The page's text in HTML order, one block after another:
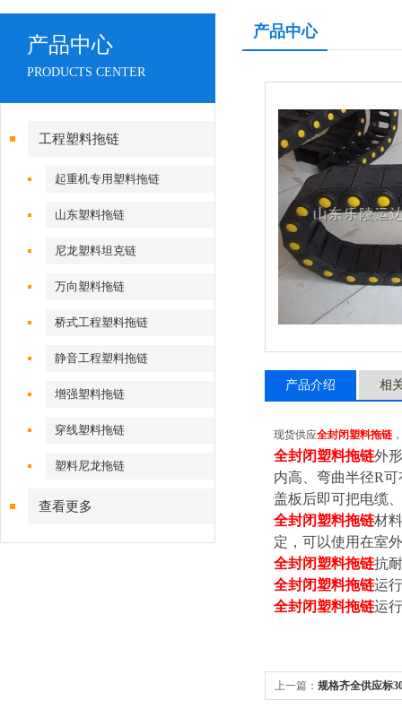
产品中心
PRODUCTS CENTER
工程塑料拖链
起重机专用塑料拖链
山东塑料拖链
尼龙塑料坦克链
万向塑料拖链
桥式工程塑料拖链
静音工程塑料拖链
增强塑料拖链
穿线塑料拖链
塑料尼龙拖链
查看更多
产品中心
产品介绍 相
现货供应全封闭塑料拖链
全封闭塑料拖链外
内高、弯曲半径R
盖板后即可把电缆
全封闭塑料拖链材
定，可以使用在室
全封闭塑料拖链抗
全封闭塑料拖链运
全封闭塑料拖链运
上一篇： 规格齐全供应标